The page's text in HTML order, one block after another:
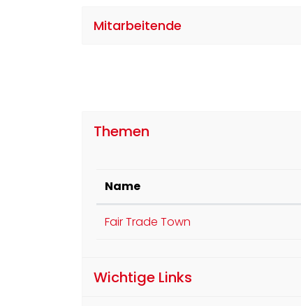
Mitarbeitende
Themen
Name
Fair Trade Town
Wichtige Links